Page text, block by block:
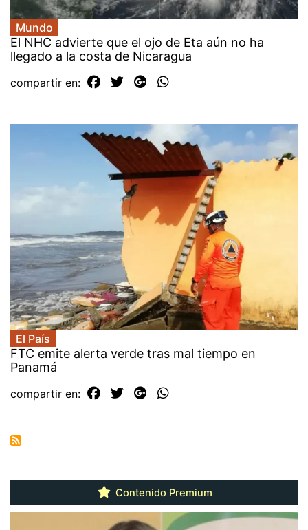
Mundo
El NHC advierte que el ojo de Eta aún no ha
llegado a la costa de Nicaragua
compartir en:
El País
FTC emite alerta verde tras mal tiempo en
Panamá
compartir en:
Contenido Premium